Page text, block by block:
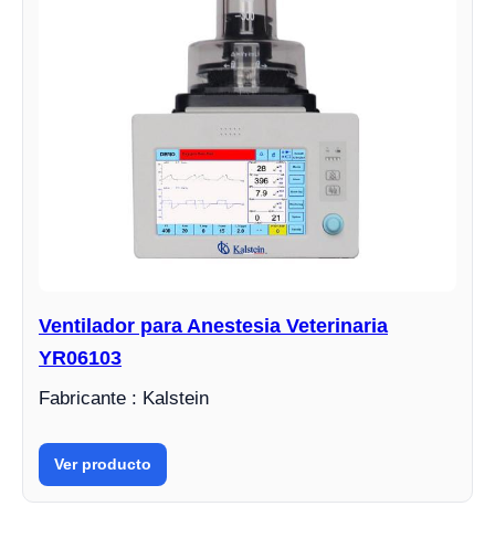
Ventilador para Anestesia Veterinaria
YR06103
Fabricante : Kalstein
Ver producto